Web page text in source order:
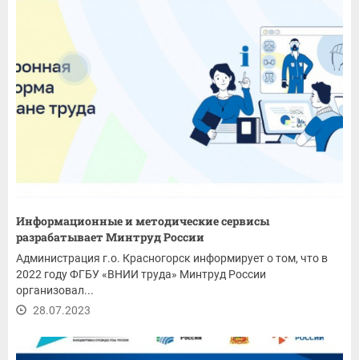
Информационные и методические сервисы
разрабатывает Минтруд России
Администрация г.о. Красногорск информирует о том, что в
2022 году ФГБУ «ВНИИ труда» Минтруд России
организовал...
28.07.2023